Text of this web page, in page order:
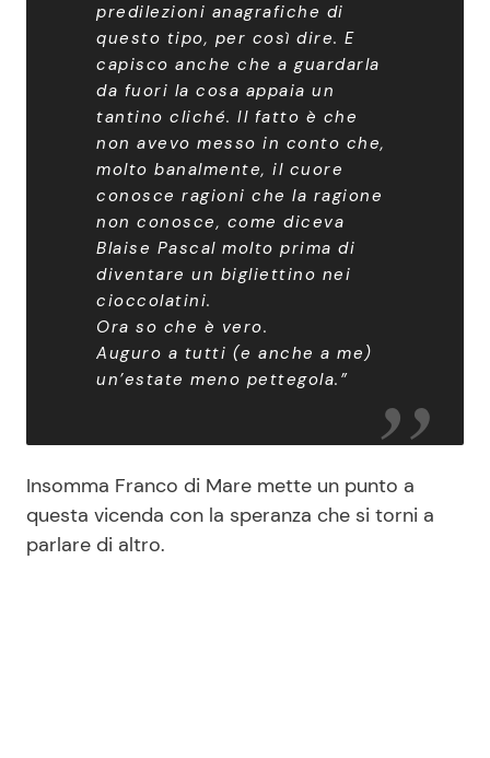
predilezioni anagrafiche di
questo tipo, per così dire. E
capisco anche che a guardarla
da fuori la cosa appaia un
tantino cliché. Il fatto è che
non avevo messo in conto che,
molto banalmente, il cuore
conosce ragioni che la ragione
non conosce, come diceva
Blaise Pascal molto prima di
diventare un bigliettino nei
cioccolatini.
Ora so che è vero.
Auguro a tutti (e anche a me)
un’estate meno pettegola.”
Insomma Franco di Mare mette un punto a
questa vicenda con la speranza che si torni a
parlare di altro.